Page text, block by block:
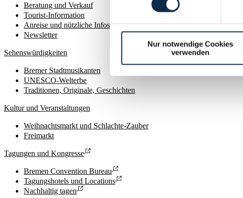
Nur notwendige Cookies
verwenden
Beratung und Verkauf
Tourist-Information
Anreise und nützliche Infos
Newsletter
Sehenswürdigkeiten
Bremer Stadtmusikanten
UNESCO-Welterbe
Traditionen, Originale, Geschichten
Kultur und Veranstaltungen
Weihnachtsmarkt und Schlachte-Zauber
Freimarkt
Tagungen und Kongresse
Bremen Convention Bureau
Tagungshotels und Locations
Nachhaltig tagen